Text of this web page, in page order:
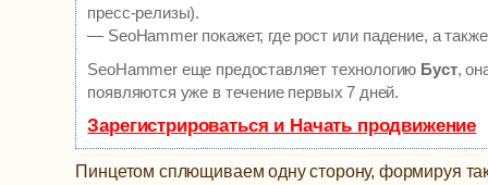
пресс-релизы).
— SeoHammer покажет, где рост или падение, а
SeoHammer еще предоставляет технологию Буст,
появляются уже в течение первых 7 дней.
Зарегистрироваться и Начать продвижение
Пинцетом сплющиваем одну сторону, формируя